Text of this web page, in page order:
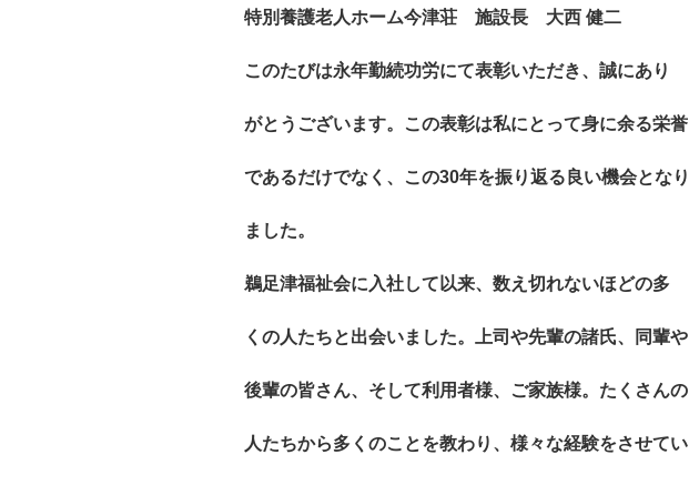
特別養護老人ホーム今津荘 施設長 大西 健二
このたびは永年勤続功労にて表彰いただき、誠にあり
がとうございます。この表彰は私にとって身に余る栄誉
であるだけでなく、この30年を振り返る良い機会となり
ました。
鵜足津福祉会に入社して以来、数え切れないほどの多
くの人たちと出会いました。上司や先輩の諸氏、同輩や
後輩の皆さん、そして利用者様、ご家族様。たくさんの
人たちから多くのことを教わり、様々な経験をさせてい